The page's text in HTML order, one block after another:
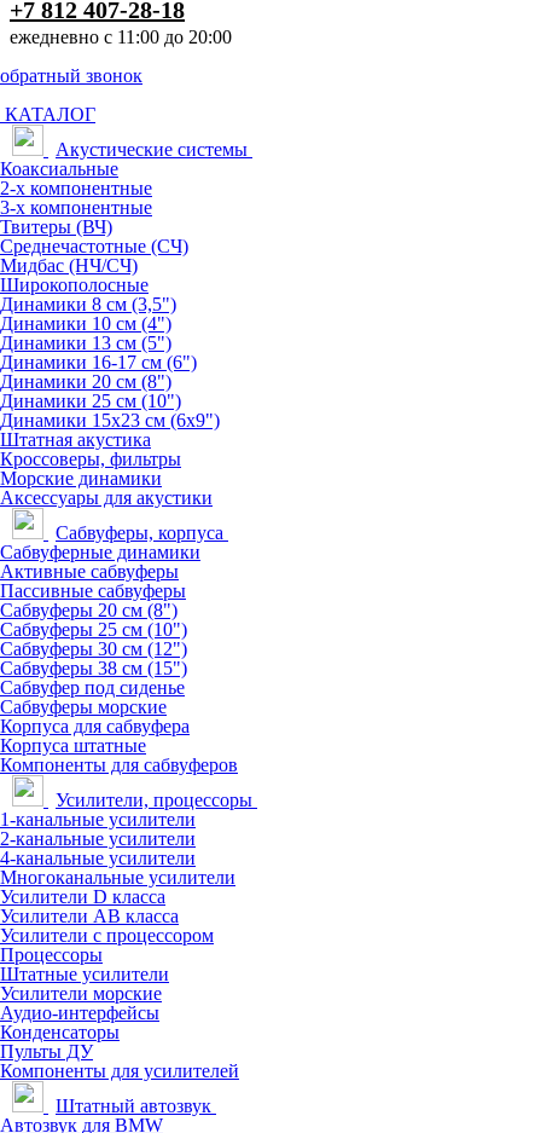
+7 812 407-28-18
ежедневно с 11:00 до 20:00
обратный звонок
КАТАЛОГ
Акустические системы
Коаксиальные
2-х компонентные
3-х компонентные
Твитеры (ВЧ)
Среднечастотные (СЧ)
Мидбас (НЧ/СЧ)
Широкополосные
Динамики 8 см (3,5")
Динамики 10 см (4")
Динамики 13 см (5")
Динамики 16-17 см (6")
Динамики 20 см (8")
Динамики 25 см (10")
Динамики 15х23 см (6х9")
Штатная акустика
Кроссоверы, фильтры
Морские динамики
Аксессуары для акустики
Сабвуферы, корпуса
Сабвуферные динамики
Активные сабвуферы
Пассивные сабвуферы
Сабвуферы 20 см (8")
Сабвуферы 25 см (10")
Сабвуферы 30 см (12")
Сабвуферы 38 см (15")
Сабвуфер под сиденье
Сабвуферы морские
Корпуса для сабвуфера
Корпуса штатные
Компоненты для сабвуферов
Усилители, процессоры
1-канальные усилители
2-канальные усилители
4-канальные усилители
Многоканальные усилители
Усилители D класса
Усилители АВ класса
Усилители с процессором
Процессоры
Штатные усилители
Усилители морские
Аудио-интерфейсы
Конденсаторы
Пульты ДУ
Компоненты для усилителей
Штатный автозвук
Автозвук для BMW